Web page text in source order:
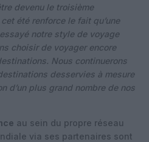
devenu le troisième
été renforce le fait qu’une
notre style de voyage
choisir de voyager encore
Nous continuerons
desservies à mesure
d’un plus grand nombre de nos
au sein du propre réseau
via ses partenaires sont